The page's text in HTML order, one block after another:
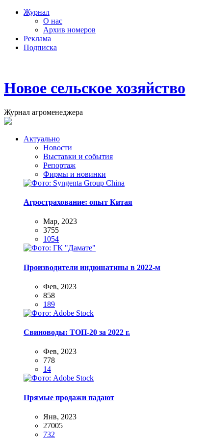
Журнал
О нас
Архив номеров
Реклама
Подписка
Новое сельское хозяйство
Журнал агроменеджера
Актуально
Новости
Выставки и события
Репортаж
Фирмы и новинки
Агрострахование: опыт Китая
Мар, 2023
3755
1054
Производители индюшатины в 2022-м
Фев, 2023
858
189
Свиноводы: ТОП-20 за 2022 г.
Фев, 2023
778
14
Прямые продажи падают
Янв, 2023
27005
732